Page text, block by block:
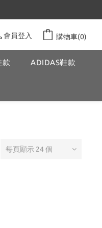
會員登入 購物車(0)
款 ADIDAS鞋款
每頁顯示 24 個